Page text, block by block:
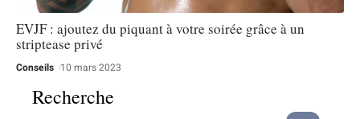
EVJF : ajoutez du piquant à votre soirée grâce à un
striptease privé
Conseils 10 mars 2023
Recherche